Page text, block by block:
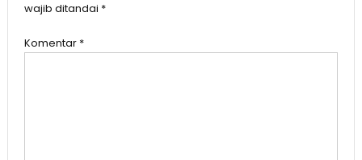
wajib ditandai *
Komentar *